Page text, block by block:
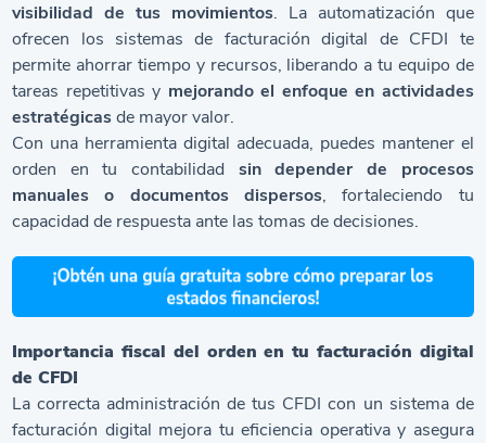
visibilidad de tus movimientos. La automatización que
ofrecen los sistemas de facturación digital de CFDI te
permite ahorrar tiempo y recursos, liberando a tu equipo de
tareas repetitivas y mejorando el enfoque en actividades
estratégicasde mayor valor.
Con una herramienta digital adecuada, puedes mantener el
orden en tu contabilidad sin depender de procesos
manuales o documentos dispersos, fortaleciendo tu
capacidad de respuesta ante las tomas de decisiones.
Importancia fiscal del orden en tu facturación digital
de CFDI
La correcta administración de tus CFDI con un sistema de
facturación digital mejora tu eficiencia operativa y asegura